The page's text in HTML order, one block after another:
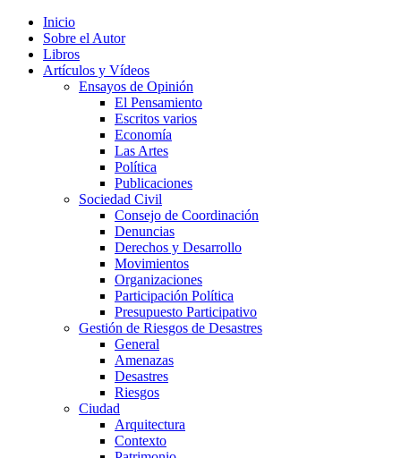
Inicio
Sobre el Autor
Libros
Artículos y Vídeos
Ensayos de Opinión
El Pensamiento
Escritos varios
Economía
Las Artes
Política
Publicaciones
Sociedad Civil
Consejo de Coordinación
Denuncias
Derechos y Desarrollo
Movimientos
Organizaciones
Participación Política
Presupuesto Participativo
Gestión de Riesgos de Desastres
General
Amenazas
Desastres
Riesgos
Ciudad
Arquitectura
Contexto